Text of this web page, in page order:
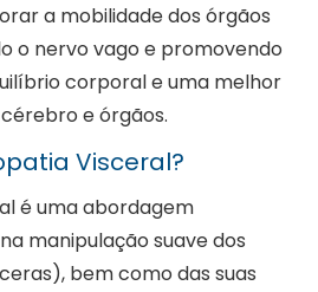
a mobilidade dos órgãos
o nervo vago e promovendo
corporal e uma melhor
e órgãos.
Visceral?
é uma abordagem
manipulação suave dos
bem como das suas